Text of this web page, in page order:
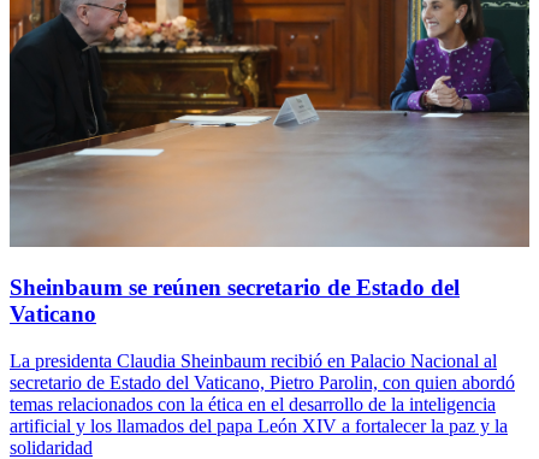
Sheinbaum se reúnen secretario de Estado del
Vaticano
La presidenta Claudia Sheinbaum recibió en Palacio Nacional al
secretario de Estado del Vaticano, Pietro Parolin, con quien abordó
temas relacionados con la ética en el desarrollo de la inteligencia
artificial y los llamados del papa León XIV a fortalecer la paz y la
solidaridad